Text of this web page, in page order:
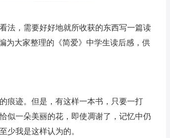
法，需要好好地就所收获的东西写一篇读
为大家整理的《简爱》中学生读后感，供
痕迹。但是，有这样一本书，只要一打
似一朵美丽的花，即使凋谢了，记忆中仍
少我是这样认为的。